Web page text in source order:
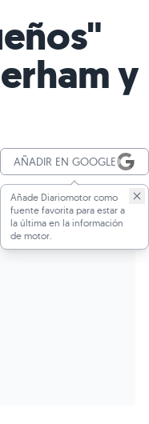
y
AÑADIR EN GOOGLE
Añade Diariomotor como
fuente favorita para estar a
la última en la información
de motor.